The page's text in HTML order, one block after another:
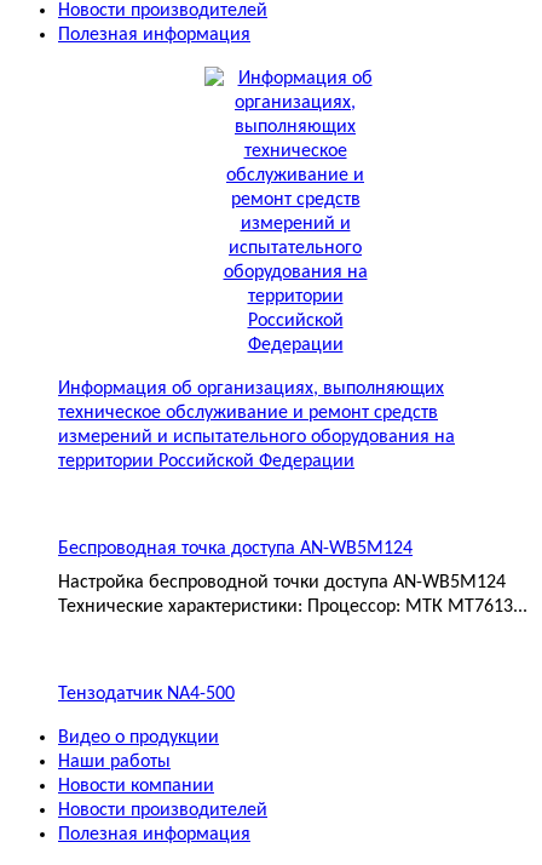
Новости производителей
Полезная информация
Информация об организациях, выполняющих
техническое обслуживание и ремонт средств
измерений и испытательного оборудования на
территории Российской Федерации
Беспроводная точка доступа AN-WB5M124
Настройка беспроводной точки доступа AN-WB5M124
Технические характеристики: Процессор: МТК MT7613...
Тензодатчик NA4-500
Видео о продукции
Наши работы
Новости компании
Новости производителей
Полезная информация